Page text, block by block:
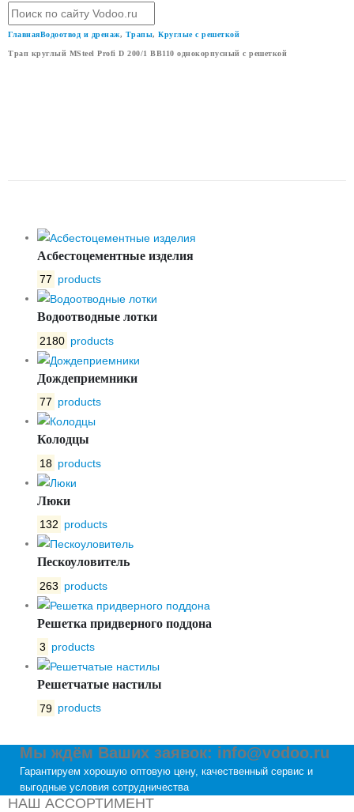
ГлавнаяВодоотвод и дренаж, Трапы, Круглые с решеткой
Трап круглый MSteel Profi D 200/1 ВВ110 однокорпусный с решеткой
Асбестоцементные изделия
77 products
Водоотводные лотки
2180 products
Дождеприемники
77 products
Колодцы
18 products
Люки
132 products
Пескоуловитель
263 products
Решетка придверного поддона
3 products
Решетчатые настилы
79 products
Мы ждём Ваших заявок: info@vodoo.ru
Гарантируем хорошую оптовую цену, качественный сервис и
выгодные условия сотрудничества
НАШ АССОРТИМЕНТ